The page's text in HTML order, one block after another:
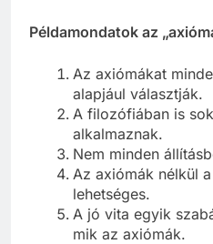
Példamondatok az
Az axiómákat
alapjául választják.
A filozófiában is
alkalmaznak.
Nem minden
Az axiómák nélkül
lehetséges.
A jó vita egyik
mik az axiómák.